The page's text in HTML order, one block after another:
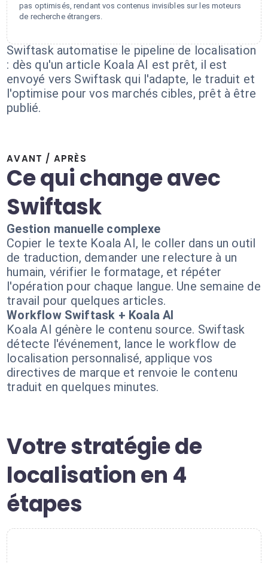
pas optimisés, rendant vos contenus invisibles sur les moteurs
de recherche étrangers.
Swiftask automatise le pipeline de localisation
: dès qu'un article Koala AI est prêt, il est
envoyé vers Swiftask qui l'adapte, le traduit et
l'optimise pour vos marchés cibles, prêt à être
publié.
AVANT / APRÈS
Ce qui change avec
Swiftask
Gestion manuelle complexe
Copier le texte Koala AI, le coller dans un outil
de traduction, demander une relecture à un
humain, vérifier le formatage, et répéter
l'opération pour chaque langue. Une semaine de
travail pour quelques articles.
Workflow Swiftask + Koala AI
Koala AI génère le contenu source. Swiftask
détecte l'événement, lance le workflow de
localisation personnalisé, applique vos
directives de marque et renvoie le contenu
traduit en quelques minutes.
Votre stratégie de
localisation en 4
étapes